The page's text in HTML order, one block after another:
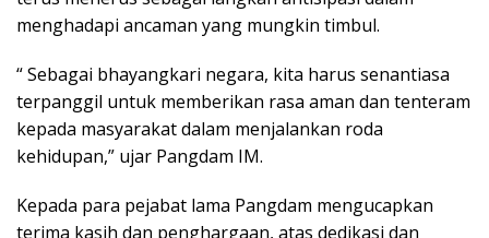
menghadapi ancaman yang mungkin timbul.
“ Sebagai bhayangkari negara, kita harus senantiasa
terpanggil untuk memberikan rasa aman dan tenteram
kepada masyarakat dalam menjalankan roda
kehidupan,” ujar Pangdam IM.
Kepada para pejabat lama Pangdam mengucapkan
terima kasih dan penghargaan, atas dedikasi dan